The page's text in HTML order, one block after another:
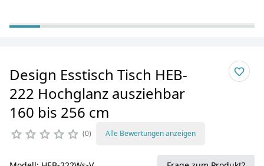
Design Esstisch Tisch HEB-
222 Hochglanz ausziehbar
160 bis 256 cm
0 Alle Bewertungen anzeigen